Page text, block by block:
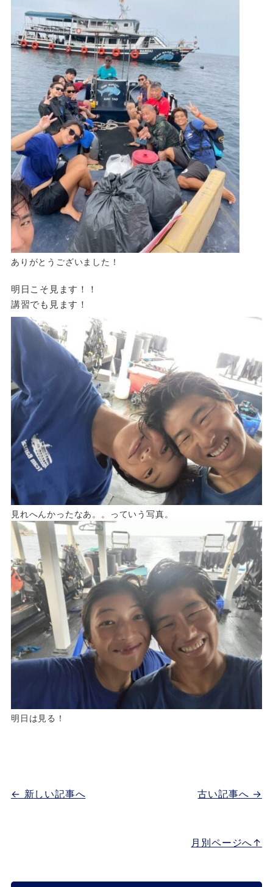
ありがとうございました！
明日こそ見ます！！
講習でも見ます！
見れへんかったなあ。。っていう写真。
明日は見る！
古い記事へ →
← 新しい記事へ
月別ページへ↑